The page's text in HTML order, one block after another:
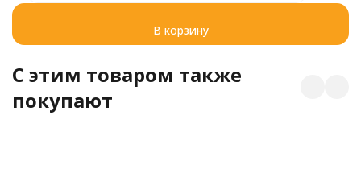
В корзину
C этим товаром также
покупают